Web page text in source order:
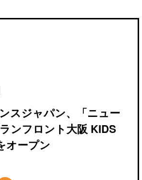
スジャパン、「ニュー
ンフロント大阪 KIDS
オープン